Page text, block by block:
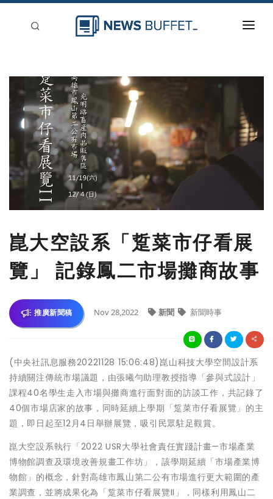
新聞稿分類
登入
刊登
崑大空設系「踅菜市仔看展
覽」 記錄鳳二市場攤商故事
推廣新聞稿 Nov 28,2022 新聞 新聞時事
(中央社訊息服務20221128 15:06:48)崑山科技大學空間設計系
持續關注傳統市場議題，由張曦勻助理教授指導「參與式設計」
課程40名學生走入市場與攤商進行面對面的訪談工作，共記錄了
40個市場店家的故事，同時延續上學期「踅菜市仔看展覽」的主
題，即日起至12月4日舉辦展覽，吸引民眾駐足觀賞。
崑大空設系執行「2022 USR大學社會責任實踐計畫—市場產業
博物館調查及環境改善規畫工作坊」，該學期延續「市場產業博
物館」的概念，針對高雄市鳳山第二公有市場進行更大範圍的產
業調查，並將成果化為「踅菜市仔看展覽II」，同樣利用鳳山二